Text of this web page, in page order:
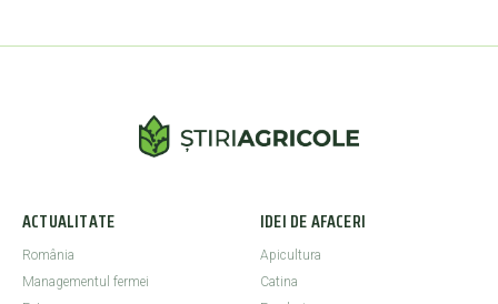
ACTUALITATE
România
Managementul fermei
IDEI DE AFACERI
Apicultura
Catina